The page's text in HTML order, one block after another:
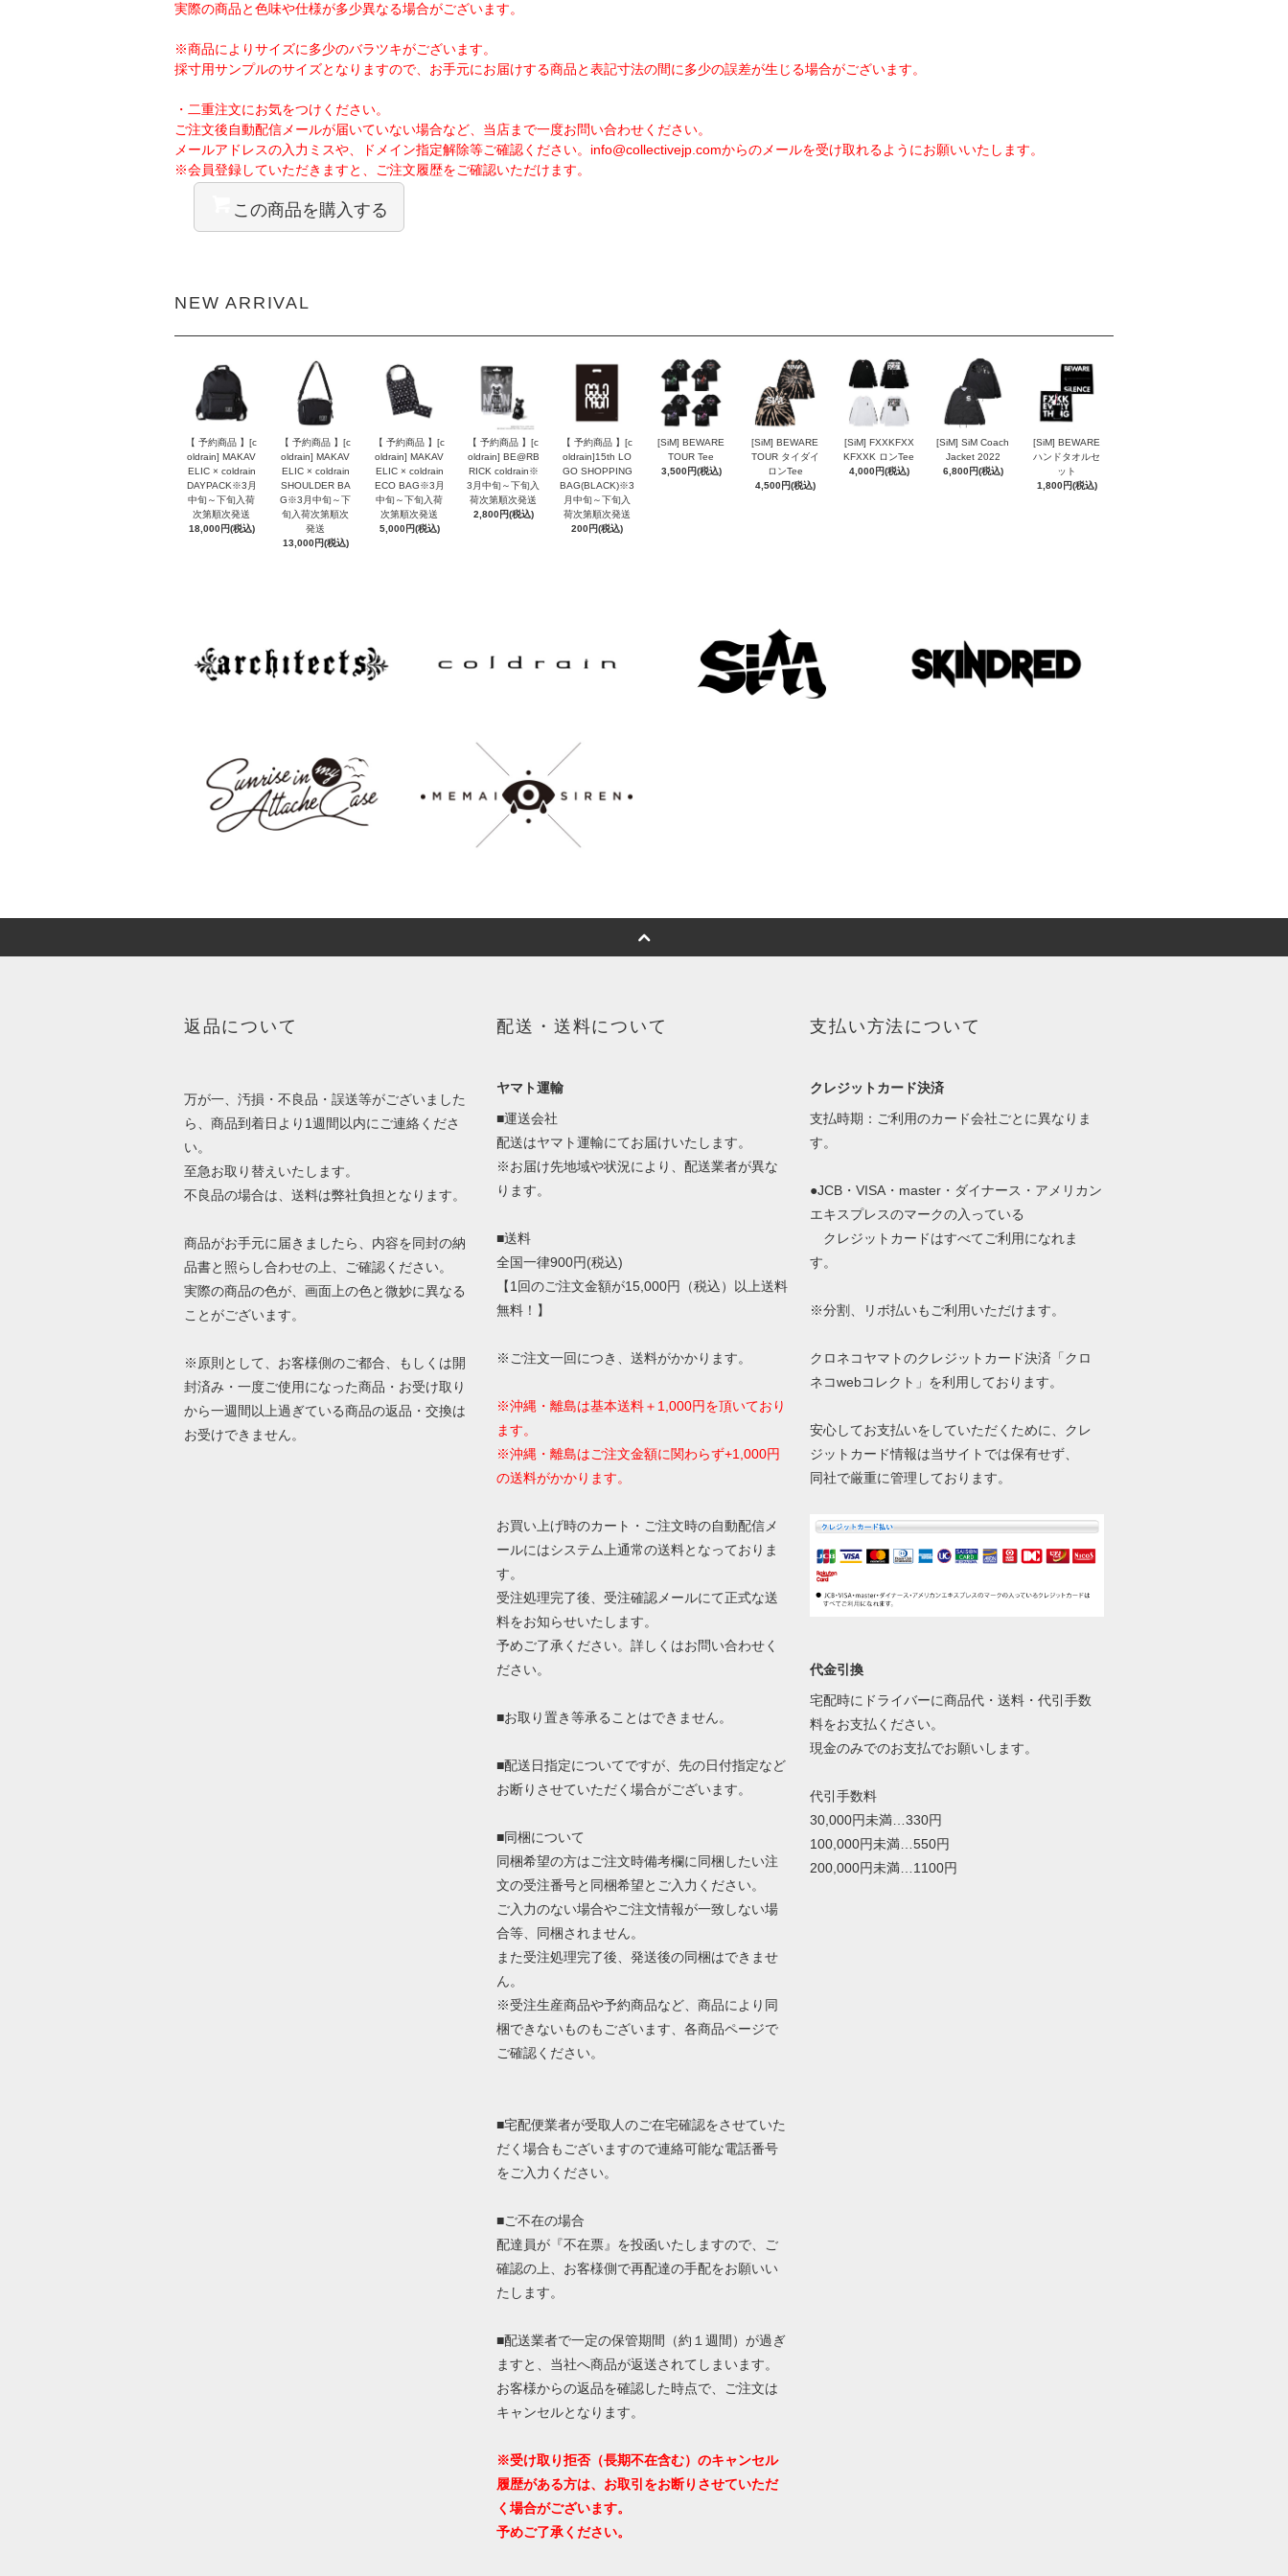
実際の商品と色味や仕様が多少異なる場合がございます。
※商品によりサイズに多少のバラツキがございます。
採寸用サンプルのサイズとなりますので、お手元にお届けする商品と表記寸法の間に多少の誤差が生じる場合がございます。
・二重注文にお気をつけください。
ご注文後自動配信メールが届いていない場合など、当店まで一度お問い合わせください。
メールアドレスの入力ミスや、ドメイン指定解除等ご確認ください。 info@collectivejp.comからのメールを受け取れるようにお願いいたします。
※会員登録していただきますと、ご注文履歴をご確認いただけます。
この商品を購入する
NEW ARRIVAL
【 予約商品 】[c
oldrain] MAKAV
ELIC × coldrain
DAYPACK※3月
中旬～下旬入荷
次第順次発送
18,000円(税込)
【 予約商品 】[c
oldrain] MAKAV
ELIC × coldrain
SHOULDER BA
G※3月中旬～下
旬入荷次第順次
発送
13,000円(税込)
【 予約商品 】[c
oldrain] MAKAV
ELIC × coldrain
ECO BAG※3月
中旬～下旬入荷
次第順次発送
5,000円(税込)
【 予約商品 】[c
oldrain] BE@RB
RICK coldrain※
3月中旬～下旬入
荷次第順次発送
2,800円(税込)
【 予約商品 】[c
oldrain]15th LO
GO SHOPPING
BAG(BLACK)※3
月中旬～下旬入
荷次第順次発送
200円(税込)
[SiM] BEWARE
TOUR Tee
3,500円(税込)
[SiM] BEWARE
TOUR タイダイ
ロンTee
4,500円(税込)
[SiM] FXXKFXX
KFXXK ロンTee
4,000円(税込)
[SiM] SiM Coach
Jacket 2022
6,800円(税込)
[SiM] BEWARE
ハンドタオルセ
ット
1,800円(税込)
返品について
万が一、汚損・不良品・誤送等がございました
ら、商品到着日より1週間以内にご連絡くださ
い。
至急お取り替えいたします。
不良品の場合は、送料は弊社負担となります。
商品がお手元に届きましたら、内容を同封の納
品書と照らし合わせの上、ご確認ください。
実際の商品の色が、画面上の色と微妙に異なる
ことがございます。
※原則として、お客様側のご都合、もしくは開
封済み・一度ご使用になった商品・お受け取り
から一週間以上過ぎている商品の返品・交換は
お受けできません。
配送・送料について
ヤマト運輸
■運送会社
配送はヤマト運輸にてお届けいたします。
※お届け先地域や状況により、配送業者が異な
ります。
■送料
全国一律900円(税込)
【1回のご注文金額が15,000円（税込）以上送料
無料！】
※ご注文一回につき、送料がかかります。
※沖縄・離島は基本送料＋1,000円を頂いており
ます。
※沖縄・離島はご注文金額に関わらず+1,000円
の送料がかかります。
お買い上げ時のカート・ご注文時の自動配信メ
ールにはシステム上通常の送料となっておりま
す。
受注処理完了後、受注確認メールにて正式な送
料をお知らせいたします。
予めご了承ください。詳しくはお問い合わせく
ださい。
■お取り置き等承ることはできません。
■配送日指定についてですが、先の日付指定など
お断りさせていただく場合がございます。
■同梱について
同梱希望の方はご注文時備考欄に同梱したい注
文の受注番号と同梱希望とご入力ください。
ご入力のない場合やご注文情報が一致しない場
合等、同梱されません。
また受注処理完了後、発送後の同梱はできませ
ん。
※受注生産商品や予約商品など、商品により同
梱できないものもございます、各商品ページで
ご確認ください。
■宅配便業者が受取人のご在宅確認をさせていた
だく場合もございますので連絡可能な電話番号
をご入力ください。
■ご不在の場合
配達員が『不在票』を投函いたしますので、ご
確認の上、お客様側で再配達の手配をお願いい
たします。
■配送業者で一定の保管期間（約１週間）が過ぎ
ますと、当社へ商品が返送されてしまいます。
お客様からの返品を確認した時点で、ご注文は
キャンセルとなります。
※受け取り拒否（長期不在含む）のキャンセル
履歴がある方は、お取引をお断りさせていただ
く場合がございます。
予めご了承ください。
支払い方法について
クレジットカード決済
支払時期：ご利用のカード会社ごとに異なりま
す。
●JCB・VISA・master・ダイナース・アメリカン
エキスプレスのマークの入っている
クレジットカードはすべてご利用になれま
す。
※分割、リボ払いもご利用いただけます。
クロネコヤマトのクレジットカード決済「クロ
ネコwebコレクト」を利用しております。
安心してお支払いをしていただくために、クレ
ジットカード情報は当サイトでは保有せず、
同社で厳重に管理しております。
代金引換
宅配時にドライバーに商品代・送料・代引手数
料をお支払ください。
現金のみでのお支払でお願いします。
代引手数料
30,000円未満…330円
100,000円未満…550円
200,000円未満…1100円